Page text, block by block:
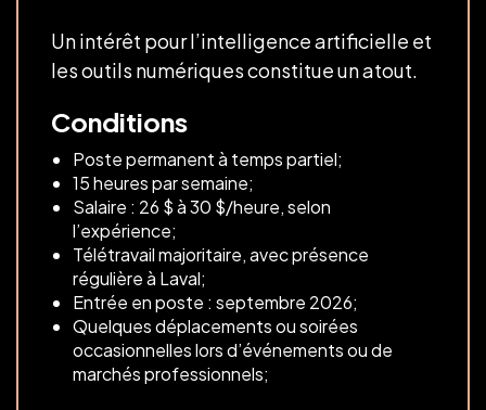
Un intérêt pour l’intelligence artificielle et
les outils numériques constitue un atout.
Conditions
Poste permanent à temps partiel;
15 heures par semaine;
Salaire : 26 $ à 30 $/heure, selon
l’expérience;
Télétravail majoritaire, avec présence
régulière à Laval;
Entrée en poste : septembre 2026;
Quelques déplacements ou soirées
occasionnelles lors d’événements ou de
marchés professionnels;